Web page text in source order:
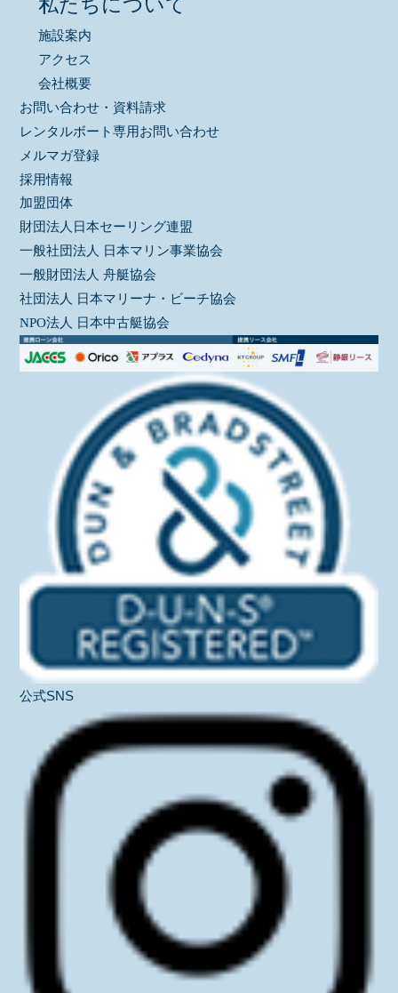
私たちについて
施設案内
アクセス
会社概要
お問い合わせ・資料請求
レンタルボート専用お問い合わせ
メルマガ登録
採用情報
加盟団体
財団法人日本セーリング連盟
一般社団法人 日本マリン事業協会
一般財団法人 舟艇協会
社団法人 日本マリーナ・ビーチ協会
NPO法人 日本中古艇協会
公式SNS